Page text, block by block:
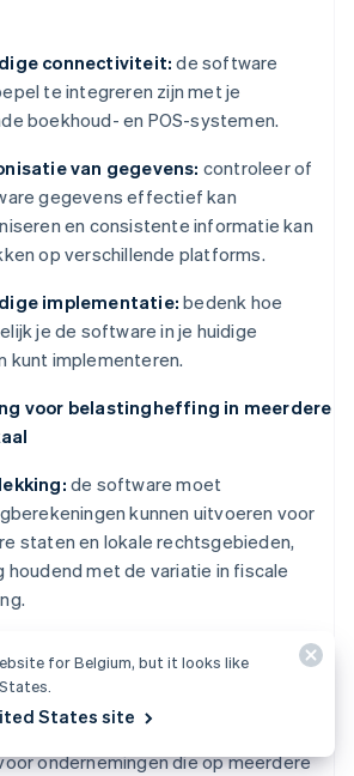
connectiviteit: de software
te integreren zijn met je
boekhoud- en POS-systemen.
van gegevens: controleer of
gegevens effectief kan
en consistente informatie kan
op verschillende platforms.
implementatie: bedenk hoe
je de software in je huidige
kunt implementeren.
voor belastingheffing in meerdere
de software moet
kunnen uitvoeren voor
staten en lokale rechtsgebieden,
houdend met de variatie in fiscale
in verschillende staten
vaststellen en ervoor zorgen dat deze
ondernemingen die op meerdere
for Belgium, but it looks like
States site